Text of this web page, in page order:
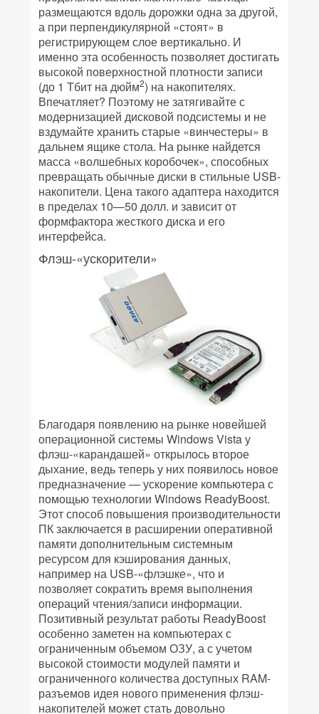
размещаются вдоль дорожки одна за другой,
а при перпендикулярной «стоят» в
регистрирующем слое вертикально. И
именно эта особенность позволяет достигать
высокой поверхностной плотности записи
(до 1 Тбит на дюйм2) на накопителях.
Впечатляет? Поэтому не затягивайте с
модернизацией дисковой подсистемы и не
вздумайте хранить старые «винчестеры» в
дальнем ящике стола. На рынке найдется
масса «волшебных коробочек», способных
превращать обычные диски в стильные USB-
накопители. Цена такого адаптера находится
в пределах 10—50 долл. и зависит от
формфактора жесткого диска и его
интерфейса.
Флэш-«ускорители»
Благодаря появлению на рынке новейшей
операционной системы Windows Vista у
флэш-«карандашей» открылось второе
дыхание, ведь теперь у них появилось новое
предназначение — ускорение компьютера с
помощью технологии Windows ReadyBoost.
Этот способ повышения производительности
ПК заключается в расширении оперативной
памяти дополнительным системным
ресурсом для кэширования данных,
например на USB-«флэшке», что и
позволяет сократить время выполнения
операций чтения/записи информации.
Позитивный результат работы ReadyBoost
особенно заметен на компьютерах с
ограниченным объемом ОЗУ, а с учетом
высокой стоимости модулей памяти и
ограниченного количества доступных RAM-
разъемов идея нового применения флэш-
накопителей может стать довольно